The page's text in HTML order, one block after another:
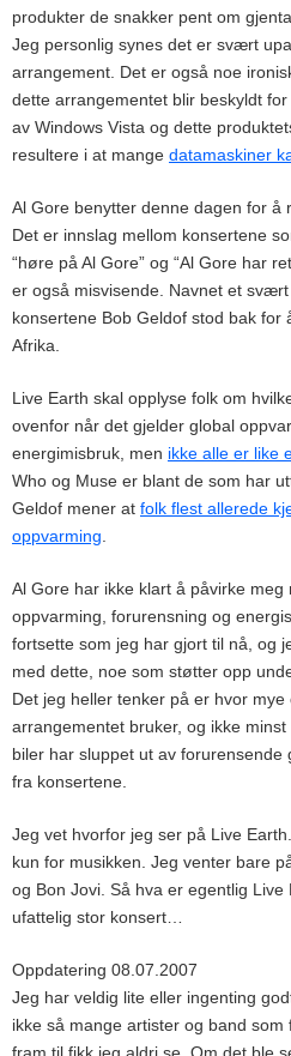
produkter de snakker pent om
Jeg personlig synes det er svært
arrangement. Det er også noe
dette arrangementet blir beskyldt
av Windows Vista og dette
resultere i at mange datamaskiner
Al Gore benytter denne dagen for å
Det er innslag mellom konsertene
“høre på Al Gore” og “Al Gore har
er også misvisende. Navnet et svært
konsertene Bob Geldof stod bak for
Afrika.
Live Earth skal opplyse folk om
ovenfor når det gjelder global
energimisbruk, men ikke alle er like
Who og Muse er blant de som har
Geldof mener at folk flest allerede
oppvarming
Al Gore har ikke klart å påvirke
oppvarming, forurensning og
fortsette som jeg har gjort til nå, og
med dette, noe som støtter opp
Det jeg heller tenker på er hvor
arrangementet bruker, og ikke
biler har sluppet ut av forurensende
fra konsertene.
Jeg vet hvorfor jeg ser på Live
kun for musikken. Jeg venter bare
og Bon Jovi. Så hva er egentlig
ufattelig stor konsert…
Oppdatering 08.07.2007
Jeg har veldig lite eller ingenting
ikke så mange artister og band
fram til fikk jeg aldri se. Om det ble